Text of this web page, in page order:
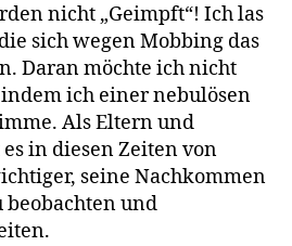
nicht „Geimpft“! Ich las
sich wegen Mobbing das
Daran möchte ich nicht
ich einer nebulösen
Als Eltern und
in diesen Zeiten von
seine Nachkommen
beobachten und